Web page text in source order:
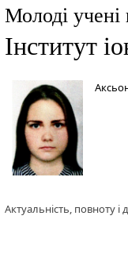
Молоді
Інститут
Актуальність, повноту і